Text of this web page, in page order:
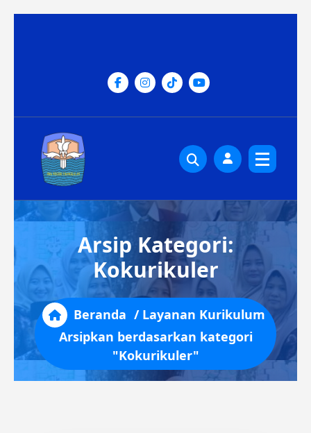
Arsip Kategori:
Kokurikuler
Beranda / Layanan Kurikulum
Arsipkan berdasarkan kategori
"Kokurikuler"